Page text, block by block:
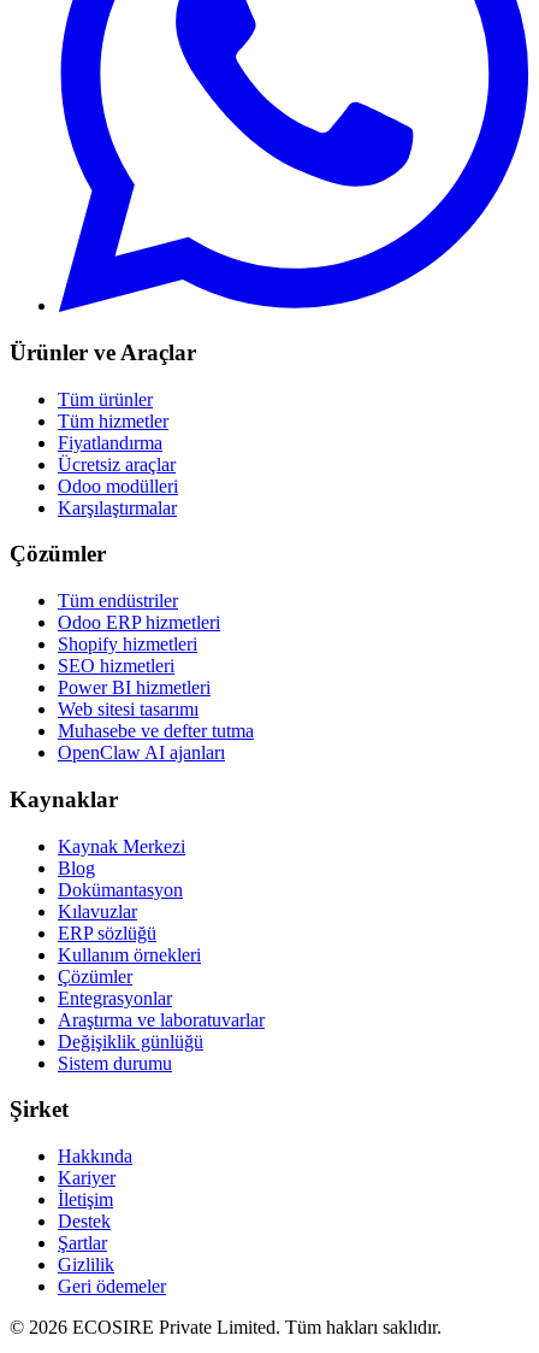
Ürünler ve Araçlar
Tüm ürünler
Tüm hizmetler
Fiyatlandırma
Ücretsiz araçlar
Odoo modülleri
Karşılaştırmalar
Çözümler
Tüm endüstriler
Odoo ERP hizmetleri
Shopify hizmetleri
SEO hizmetleri
Power BI hizmetleri
Web sitesi tasarımı
Muhasebe ve defter tutma
OpenClaw AI ajanları
Kaynaklar
Kaynak Merkezi
Blog
Dokümantasyon
Kılavuzlar
ERP sözlüğü
Kullanım örnekleri
Çözümler
Entegrasyonlar
Araştırma ve laboratuvarlar
Değişiklik günlüğü
Sistem durumu
Şirket
Hakkında
Kariyer
İletişim
Destek
Şartlar
Gizlilik
Geri ödemeler
© 2026 ECOSIRE Private Limited. Tüm hakları saklıdır.